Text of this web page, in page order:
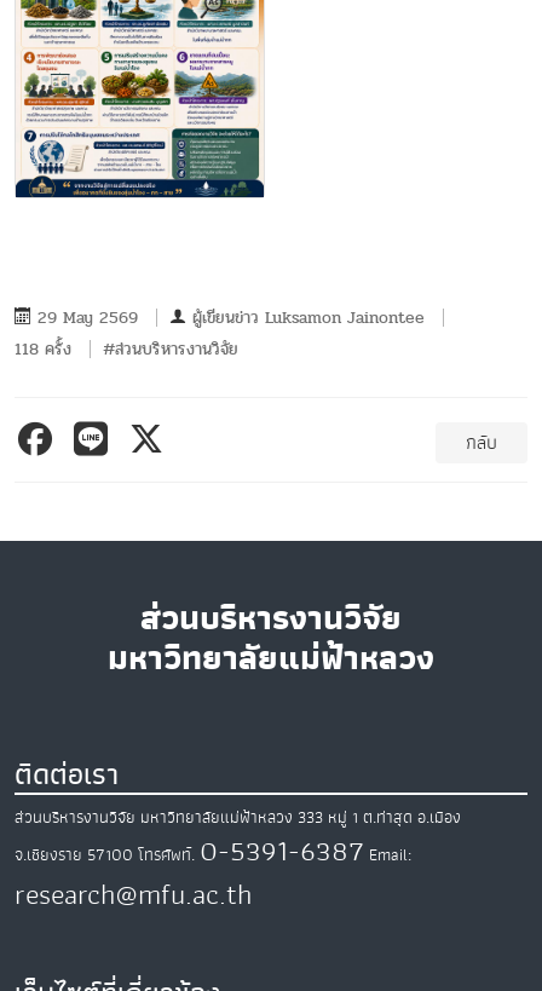
29 May 2569 ผู้เขียนข่าว Luksamon Jainontee
118 ครั้ง
#ส่วนบริหารงานวิจัย
กลับ
ส่วนบริหารงานวิจัย
มหาวิทยาลัยแม่ฟ้าหลวง
ติดต่อเรา
ส่วนบริหารงานวิจัย มหาวิทยาลัยแม่ฟ้าหลวง 333 หมู่ 1 ต.ท่าสุด อ.เมือง
จ.เชียงราย 57100 โทรศัพท์. 0-5391-6387 Email:
research@mfu.ac.th